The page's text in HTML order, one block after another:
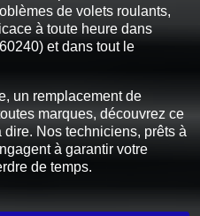
de volets roulants,
à toute heure dans
et dans tout le
un remplacement de
marques, découvrez ce
Nos techniciens, prêts à
à garantir votre
de temps.